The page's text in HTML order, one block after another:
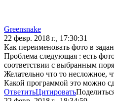
Greensnake
22 февр. 2018 г., 17:30:31
Как переименовать фото в
Проблема следующая : есть
соответствии с выбранным
Желательно что то несложное,
Какой программой это можно
ОтветитьЦитировать